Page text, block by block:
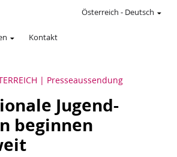
Kontakt
Österreich - Deutsch
Presseaussendung
Jugend-
beginnen